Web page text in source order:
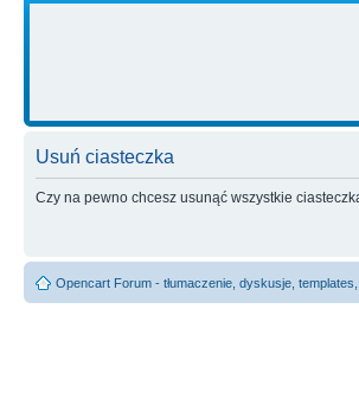
Usuń ciasteczka
Czy na pewno chcesz usunąć wszystkie
Opencart Forum - tłumaczenie, dyskusje, templates,